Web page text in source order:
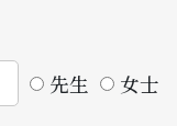
先生
女士